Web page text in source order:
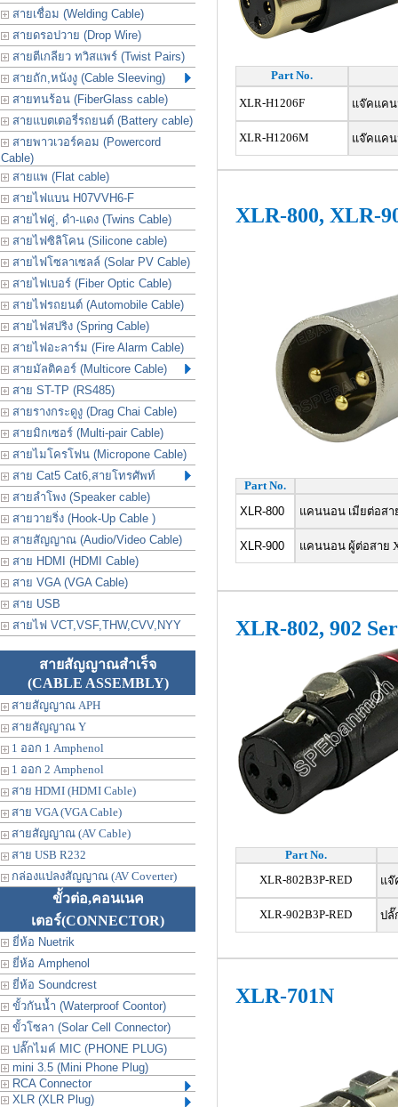
สายเชื่อม (Welding Cable)
สายดรอปวาย (Drop Wire)
สายตีเกลียว ทวิสแพร์ (Twist Pairs)
สายถัก,หนังงู (Cable Sleeving)
สายทนร้อน (FiberGlass cable)
สายแบตเตอรี่รถยนต์ (Battery cable)
สายพาวเวอร์คอม (Powercord
Cable)
สายแพ (Flat cable)
สายไฟแบน H07VVH6-F
สายไฟคู่, ดำ-แดง (Twins Cable)
สายไฟซิลิโคน (Silicone cable)
สายไฟโซลาเซลล์ (Solar PV Cable)
สายไฟเบอร์ (Fiber Optic Cable)
สายไฟรถยนต์ (Automobile Cable)
สายไฟสปริง (Spring Cable)
สายไฟอะลาร์ม (Fire Alarm Cable)
สายมัลติคอร์ (Multicore Cable)
สาย ST-TP (RS485)
สายรางกระดูงู (Drag Chai Cable)
สายมิกเซอร์ (Multi-pair Cable)
สายไมโครโฟน (Micropone Cable)
สาย Cat5 Cat6,สายโทรศัพท์
สายลำโพง (Speaker cable)
สายวายริ่ง (Hook-Up Cable )
สายสัญญาณ (Audio/Video Cable)
สาย HDMI (HDMI Cable)
สาย VGA (VGA Cable)
สาย USB
สายไฟ VCT,VSF,THW,CVV,NYY
สายสัญญาณสำเร็จ
(CABLE ASSEMBLY)
สายสัญญาณ APH
สายสัญญาณ Y
1 ออก 1 Amphenol
1 ออก 2 Amphenol
สาย HDMI (HDMI Cable)
สาย VGA (VGA Cable)
สายสัญญาณ (AV Cable)
สาย USB R232
กล่องแปลงสัญญาณ (AV Coverter)
ขั้วต่อ,คอนเนค
เตอร์(CONNECTOR)
ยี่ห้อ Nuetrik
ยี่ห้อ Amphenol
ยี่ห้อ Soundcrest
ขั้วกันน้ำ (Waterproof Coontor)
ขั้วโซลา (Solar Cell Connector)
ปลั๊กไมค์ MIC (PHONE PLUG)
mini 3.5 (Mini Phone Plug)
RCA Connector
XLR (XLR Plug)
Part No.
XLR-H1206F แจ๊คแคน
XLR-H1206M แจ๊คแคน
XLR-800, XLR-
Part No.
XLR-800
แคนนอน เมียต่อสาย
XLR-900 แคนนอน ผู้ต่อสาย
XLR-802, 902
Part No.
XLR-802B3P-RED
แจ๊
XLR-902B3P-RED ปลั๊
XLR-701N